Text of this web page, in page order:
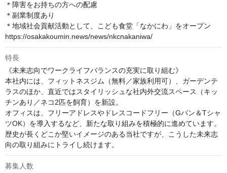
＊障害をお持ちの方への配慮
＊副業制度あり
＊地域社会貢献活動として、こども食堂「なかにわ」をオープン
https://osakakoumin.news/news/nkcnakaniwa/
特長
《未来志向でワークライフバランスの充実に取り組む》
本社内には、フィットネスジム（無料／家族利用可）、ガーデンテ
ラスのほか、直近ではスタイリッシュな社内外交流スペース（キッ
チンあり／ネコ2匹を飼育）を新設。
オフィスは、フリーアドレスやドレスコードフリー（Gパン＆Tシャ
ツOK）を導入するなど、新たな取り組みを積極的に進めています。
歴史が長くどこか堅いイメージのある当社ですが、こうした未来志
向の取り組みにトライし続けます。
募集人数